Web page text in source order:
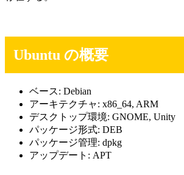
Ubuntu の概要
ベース: Debian
アーキテクチャ: x86_64, ARM
デスクトップ環境: GNOME, Unity
パッケージ形式: DEB
パッケージ管理: dpkg
アップデート: APT